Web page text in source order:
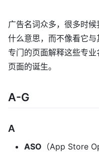
广告名词众多，很多时
什么意思，而不像看它
专门的页面解释这些专
页面的诞生。
A-G
A
ASO （App Store